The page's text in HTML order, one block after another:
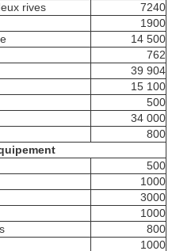
rives
7240
1900
14 500
762
39 904
15 100
500
34 000
800
500
1000
3000
1000
800
1000